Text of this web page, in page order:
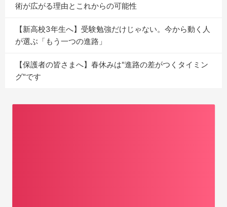
術が広がる理由とこれからの可能性
【新高校3年生へ】受験勉強だけじゃない。今から動く人
が選ぶ「もう一つの進路」
【保護者の皆さまへ】春休みは"進路の差がつくタイミン
グ"です